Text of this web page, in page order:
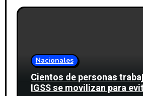
Nacionales
Cientos de personas
IGSS se movilizan para